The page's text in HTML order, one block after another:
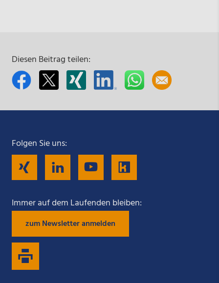
Diesen Beitrag teilen:
Folgen Sie uns:
Folgen
Sie
uns
auf
Folgen
Sie
uns
Folgen
Sie
uns
Sie
Immer auf dem Laufenden bleiben:
zum Newsletter anmelden